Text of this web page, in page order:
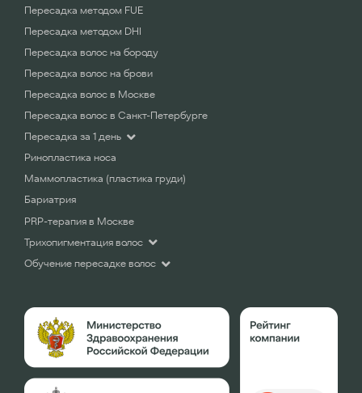
Пересадка методом FUE
Пересадка методом DHI
Пересадка волос на бороду
Пересадка волос на брови
Пересадка волос в Москве
Пересадка волос в Санкт-Петербурге
Пересадка за 1 день
Ринопластика носа
Маммопластика (пластика груди)
Бариатрия
PRP-терапия в Москве
Трихопигментация волос
Обучение пересадке волос